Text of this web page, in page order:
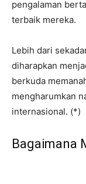
pengalaman
terbaik mereka.
Lebih dari
diharapkan
berkuda
mengharumkan
internasional. (*)
Bagaimana